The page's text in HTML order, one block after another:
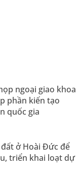
ngoại giao khoa
phần kiến tạo
quốc gia
ở Hoài Đức để
triển khai loạt dự